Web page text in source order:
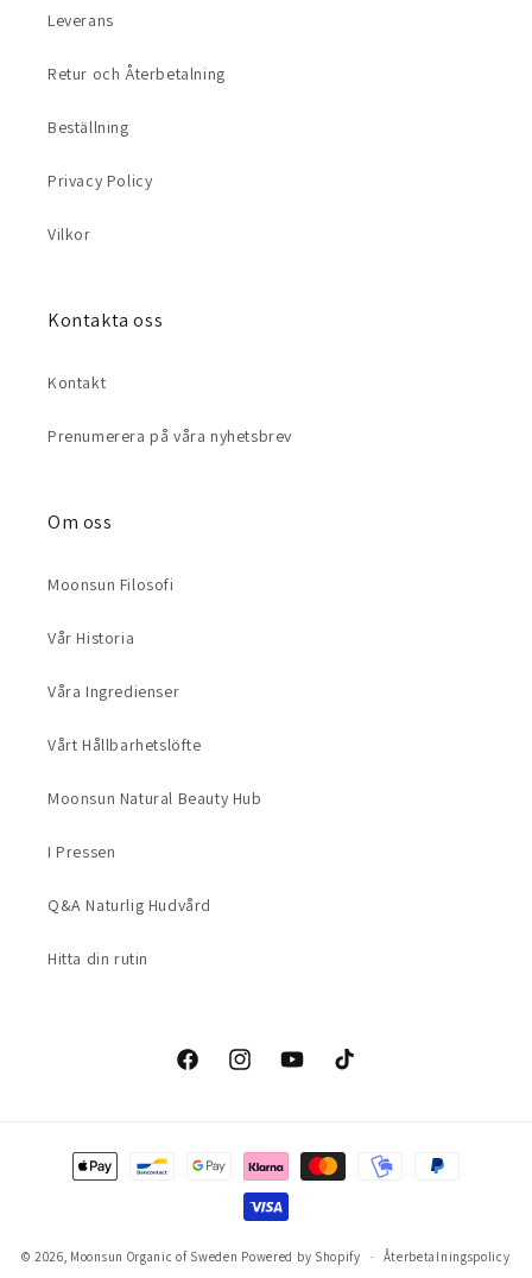
Leverans
Retur och Återbetalning
Beställning
Privacy Policy
Vilkor
Kontakta oss
Kontakt
Prenumerera på våra nyhetsbrev
Om oss
Moonsun Filosofi
Vår Historia
Våra Ingredienser
Vårt Hållbarhetslöfte
Moonsun Natural Beauty Hub
I Pressen
Q&A Naturlig Hudvård
Hitta din rutin
FacebookInstagramYouTubeTikTok
Betalningsmetoder
© 2026, Moonsun Organic of Sweden Powered by Shopify Återbetalningspolicy